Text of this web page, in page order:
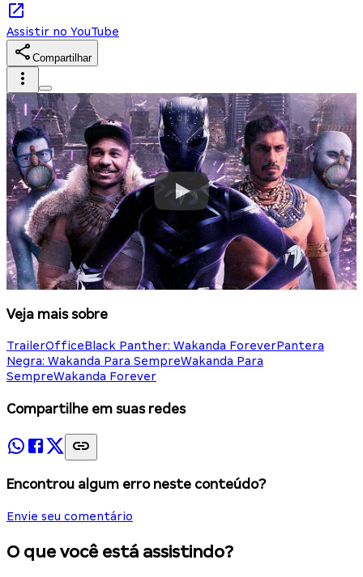
Assistir no YouTube
Compartilhar
Veja mais sobre
TrailerOfficeBlack Panther: Wakanda ForeverPantera
Negra: Wakanda Para SempreWakanda Para
SempreWakanda Forever
Compartilhe em suas redes
Encontrou algum erro neste conteúdo?
Envie seu comentário
O que você está assistindo?